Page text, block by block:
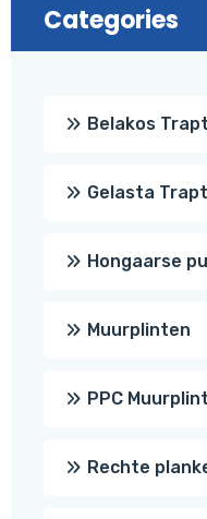
Categories
Belakos
Gelasta
Hongaarse
Muurplinten
PPC
Rechte